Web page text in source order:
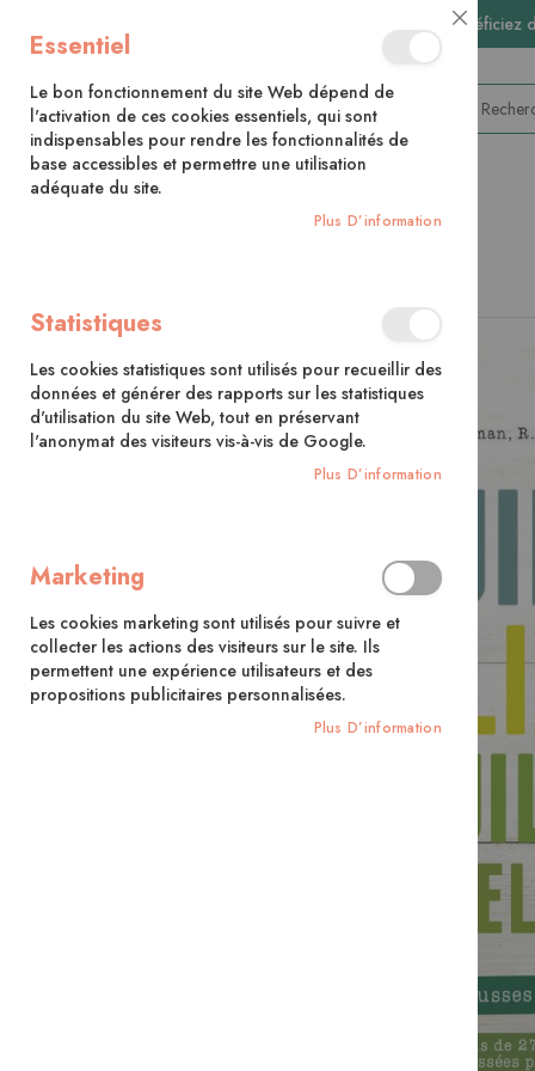
🚚
CATÉGORIES
Skip
the
end
of
the
Close
Cookie
Essentiel
Le bon fonctionnement du site Web dépend de
l'activation de ces cookies essentiels, qui sont
indispensables pour rendre les fonctionnalités de
base accessibles et permettre une utilisation
adéquate du site.
Plus D’information
Statistiques
Les cookies statistiques sont utilisés pour recueillir des
données et générer des rapports sur les statistiques
d'utilisation du site Web, tout en préservant
l'anonymat des visiteurs vis-à-vis de Google.
Plus D’information
Marketing
Les cookies marketing sont utilisés pour suivre et
collecter les actions des visiteurs sur le site. Ils
permettent une expérience utilisateurs et des
propositions publicitaires personnalisées.
Plus D’information